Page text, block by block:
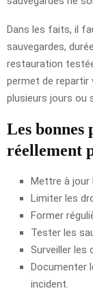
Dans les faits, il
sauvegardes,
restauration
permet de repartir
plusieurs jours ou
Les
réellement
Mettre à jour
Limiter les
Former
Tester les
Surveiller les
Documenter
incident.